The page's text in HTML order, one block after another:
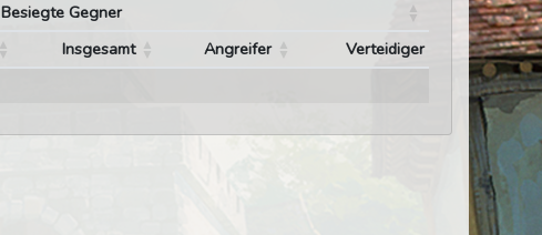
Besiegte Gegner
Insgesamt Angreifer
Verteidiger